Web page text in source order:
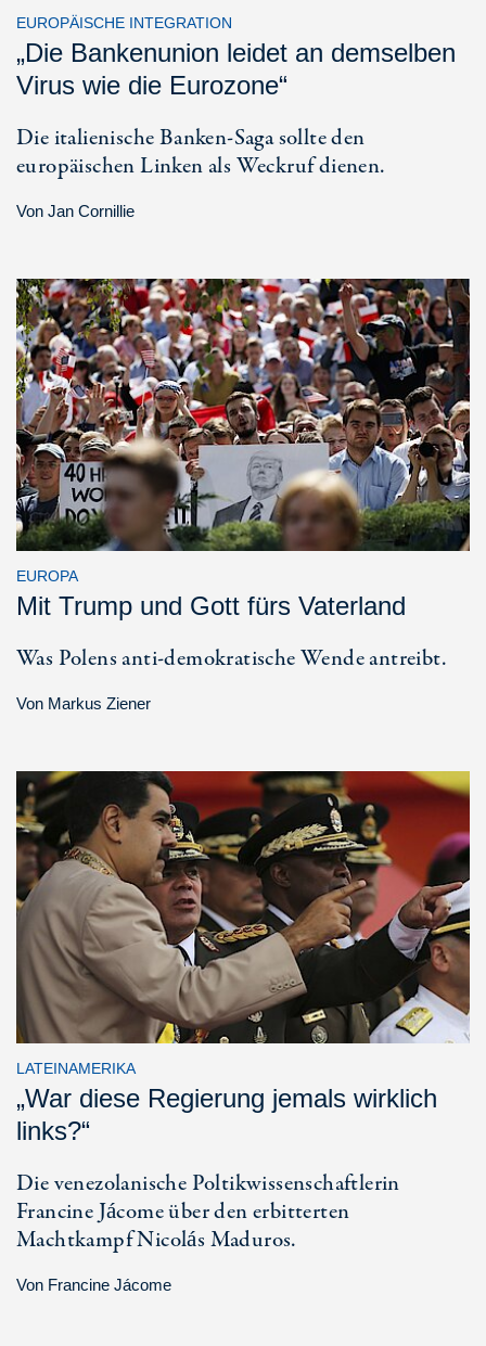
EUROPÄISCHE INTEGRATION
„Die Bankenunion leidet an demselben
Virus wie die Eurozone“
Die italienische Banken-Saga sollte den
europäischen Linken als Weckruf dienen.
Von Jan Cornillie
EUROPA
Mit Trump und Gott fürs Vaterland
Was Polens anti-demokratische Wende antreibt.
Von Markus Ziener
LATEINAMERIKA
„War diese Regierung jemals wirklich
links?“
Die venezolanische Poltikwissenschaftlerin
Francine Jácome über den erbitterten
Machtkampf Nicolás Maduros.
Von Francine Jácome